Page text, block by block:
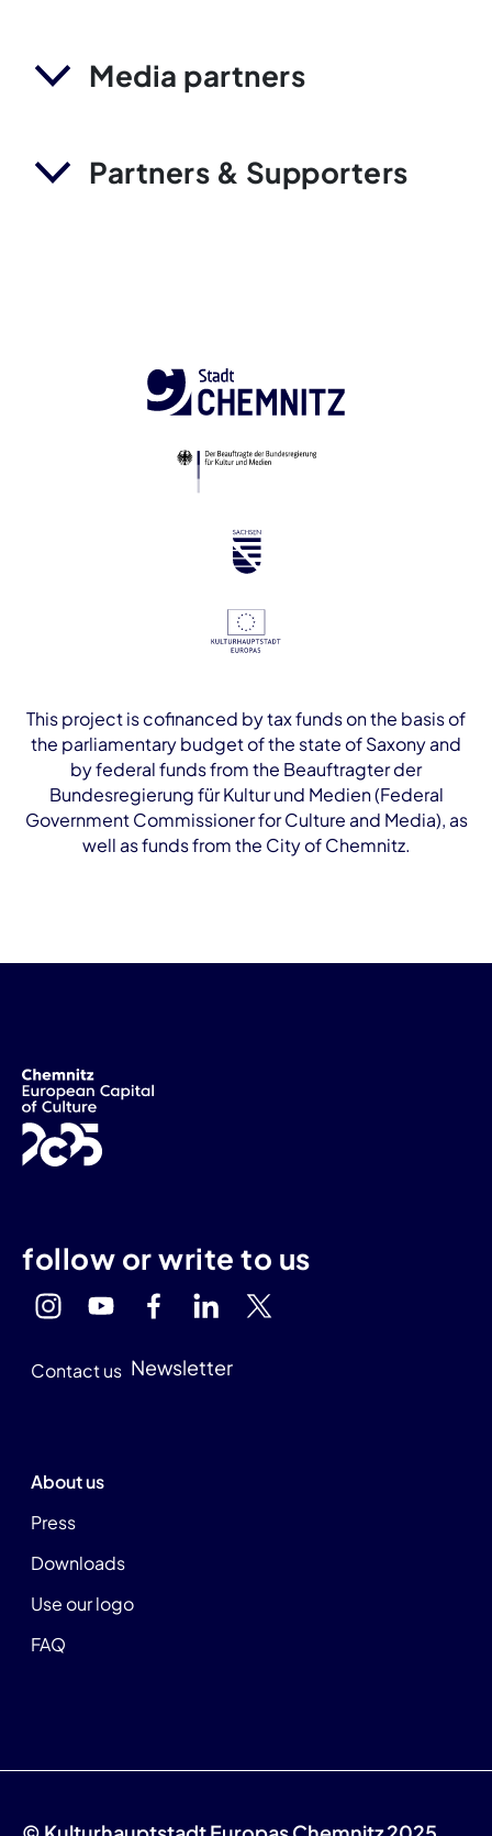
Media partners
Partners & Supporters
This project is cofinanced by tax funds on the basis of
the parliamentary budget of the state of Saxony and
by federal funds from the Beauftragter der
Bundesregierung für Kultur und Medien (Federal
Government Commissioner for Culture and Media), as
well as funds from the City of Chemnitz.
follow or write to us
Contact us Newsletter
About us
Press
Downloads
Use our logo
FAQ